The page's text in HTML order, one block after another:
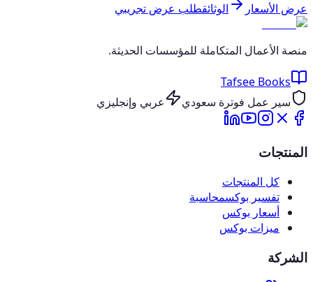
عرض الأسعار
الوثائقطلب عرض تجريبي
منصة الأعمال المتكاملة للمؤسسات الحديثة.
Tafsee Books
سير عمل فوترة سعودي
عربي وإنجليزي
المنتجات
كل المنتجات
تفسير بوكسمحاسبة
أسعار بوكس
ميزات بوكس
الشركة